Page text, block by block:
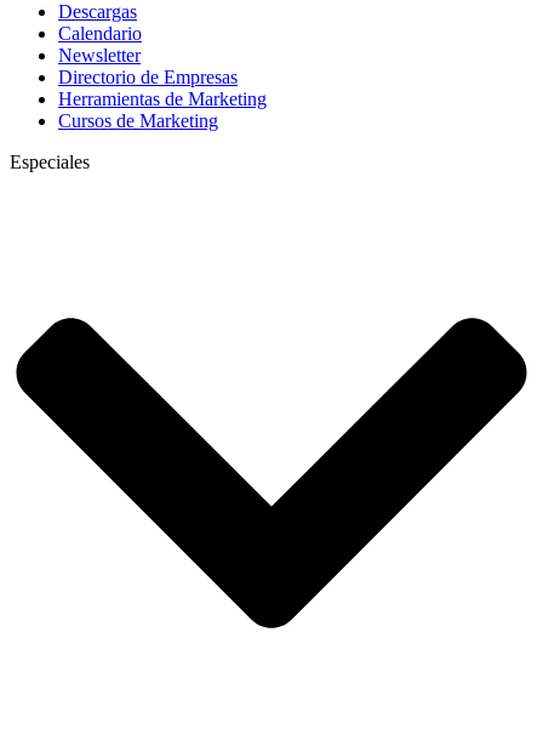
Descargas
Calendario
Newsletter
Directorio de Empresas
Herramientas de Marketing
Cursos de Marketing
Especiales